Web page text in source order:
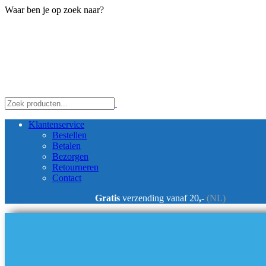
Waar ben je op zoek naar?
Klantenservice
Bestellen
Betalen
Bezorgen
Retourneren
Contact
Gratis verzending vanaf 20,- (NL)